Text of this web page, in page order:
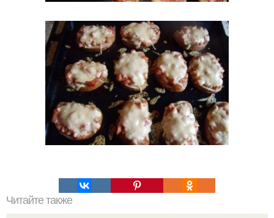
Читайте также